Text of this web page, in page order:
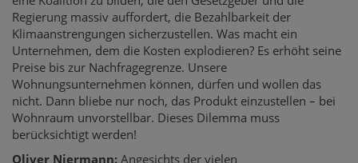
Regierung massiv auffordert, die Bezahlbarkeit der
Klimaanstrengungen sicherzustellen. Was macht ein
Unternehmen, dem die Kosten explodieren? Es erhöht seine
Preise bis zur Nachfragegrenze. Unsere
Wohnungsunternehmen können, dürfen und wollen das
nicht. Dann bliebe nur noch, das Produkt einzustellen – bei
Wohnraum unvorstellbar. Dieses Dilemma muss
berücksichtigt werden!
Oliver Niermann: Angesichts der vielen